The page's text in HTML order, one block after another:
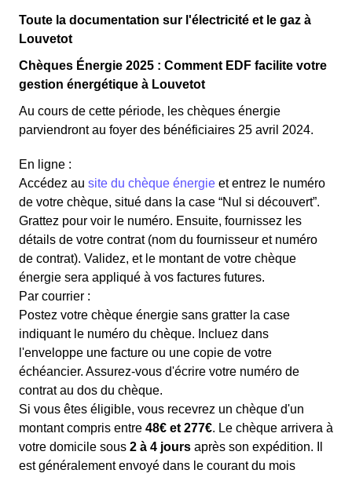
Toute la documentation sur l'électricité et le gaz à
Louvetot
Chèques Énergie 2025 : Comment EDF facilite votre
gestion énergétique à Louvetot
Au cours de cette période, les chèques énergie
parviendront au foyer des bénéficiaires 25 avril 2024.
En ligne :
Accédez au site du chèque énergie et entrez le numéro
de votre chèque, situé dans la case “Nul si découvert”.
Grattez pour voir le numéro. Ensuite, fournissez les
détails de votre contrat (nom du fournisseur et numéro
de contrat). Validez, et le montant de votre chèque
énergie sera appliqué à vos factures futures.
Par courrier :
Postez votre chèque énergie sans gratter la case
indiquant le numéro du chèque. Incluez dans
l'enveloppe une facture ou une copie de votre
échéancier. Assurez-vous d'écrire votre numéro de
contrat au dos du chèque.
Si vous êtes éligible, vous recevrez un chèque d'un
montant compris entre 48€ et 277€. Le chèque arrivera à
votre domicile sous 2 à 4 jours après son expédition. Il
est généralement envoyé dans le courant du mois